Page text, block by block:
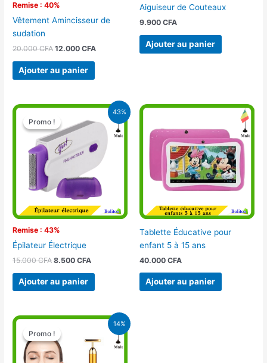
Remise : 40%
Vêtement Amincisseur de
sudation
20.000CFA 12.000CFA
Ajouter au panier
Aiguiseur de Couteaux
9.900 CFA
Ajouter au panier
43%
Promo !
Remise : 43%
Promo !
Épilateur Électrique
15.000CFA
Le
prix
initial
était :
15.000 CFA.
8.500CFA
Le
actuel
8.500 CFA.
Ajouter au panier
Tablette Éducative pour
enfant 5 à 15 ans
40.000 CFA
Ajouter au panier
14%
Promo !
Promo !
Le
prix
initial
était :
11.000 CFA.
Le
actuel
est :